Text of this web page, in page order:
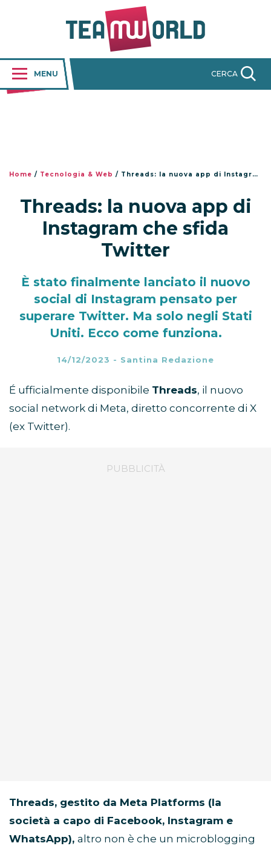
MENU CERCA
Home / Tecnologia & Web / Threads: la nuova app di Instagram che sfida Twitter
Threads: la nuova app di
Instagram che sfida
Twitter
È stato finalmente lanciato il nuovo
social di Instagram pensato per
superare Twitter. Ma solo negli Stati
Uniti. Ecco come funziona.
14/12/2023 - Santina Redazione
É ufficialmente disponibile Threads, il nuovo
social network di Meta, diretto concorrente di X
(ex Twitter).
Threads, gestito da Meta Platforms (la
società a capo di Facebook, Instagram e
WhatsApp), altro non è che un microblogging